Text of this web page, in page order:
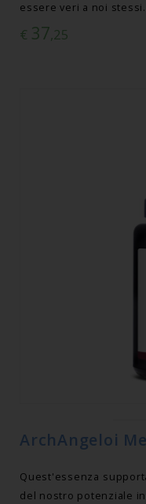
essere veri a noi stessi.
€ 37,25
ArchAngeloi
Quest'essenza
del nostro potenziale